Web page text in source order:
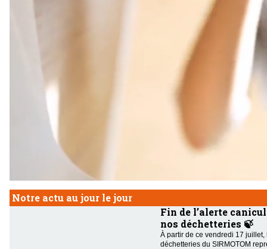
Notre actu au jour le jour
Fin de l’alerte
nos déchetteries 🍃
À partir de ce vendredi 17 juillet,
déchetteries du SIRMOTOM